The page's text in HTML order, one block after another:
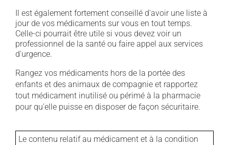
Il est également fortement conseillé d'avoir une liste à
jour de vos médicaments sur vous en tout temps.
Celle-ci pourrait être utile si vous devez voir un
professionnel de la santé ou faire appel aux services
d'urgence.
Rangez vos médicaments hors de la portée des
enfants et des animaux de compagnie et rapportez
tout médicament inutilisé ou périmé à la pharmacie
pour qu'elle puisse en disposer de façon sécuritaire.
Le contenu relatif au médicament et à la condition